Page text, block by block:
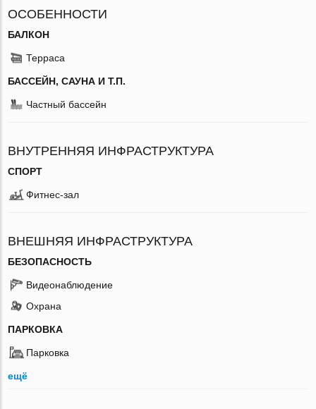
ОСОБЕННОСТИ
БАЛКОН
Терраса
БАССЕЙН, САУНА И Т.П.
Частный бассейн
ВНУТРЕННЯЯ ИНФРАСТРУКТУРА
СПОРТ
Фитнес-зал
ВНЕШНЯЯ ИНФРАСТРУКТУРА
БЕЗОПАСНОСТЬ
Видеонаблюдение
Охрана
ПАРКОВКА
Парковка
ещё